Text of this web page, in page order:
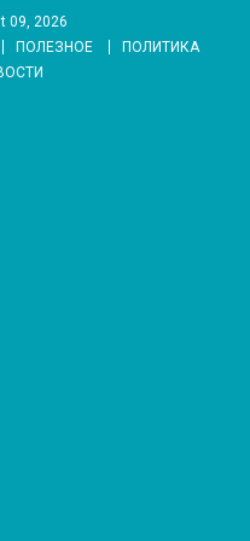
09, 2026
ПОЛЕЗНОЕ
ПОЛИТИКА